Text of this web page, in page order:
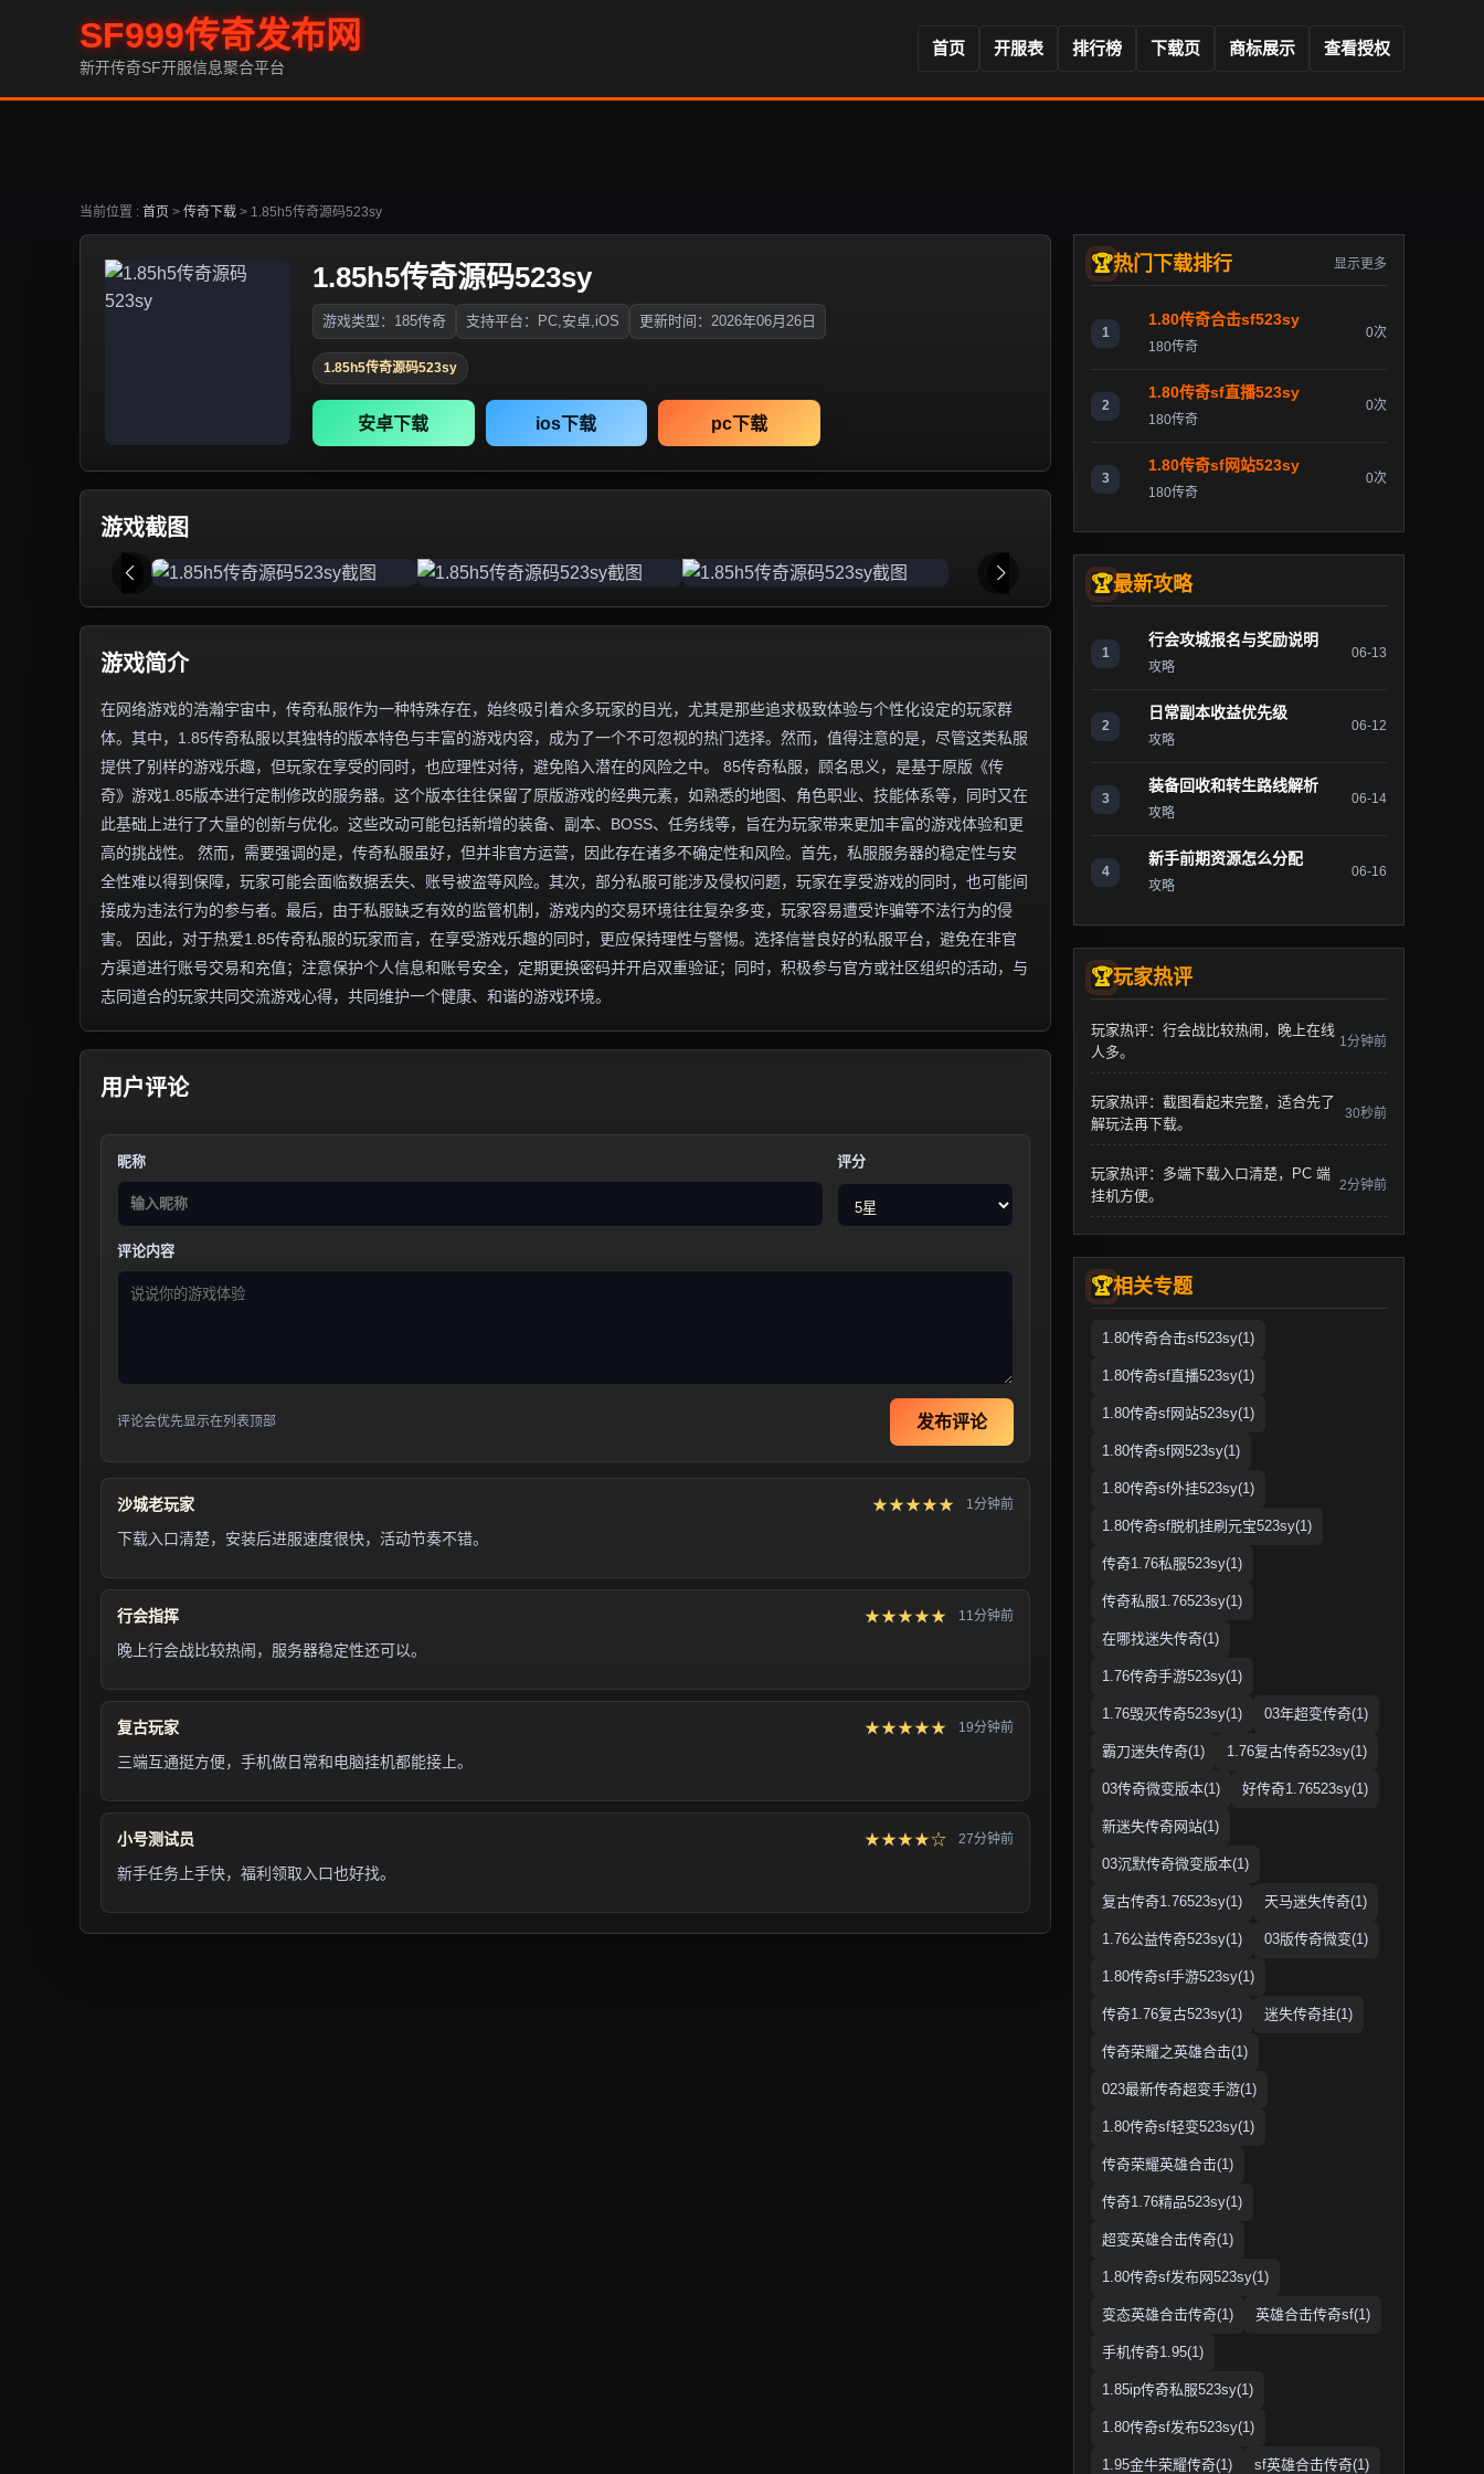
SF999传奇发布网
新开传奇SF开服信息聚合平台
首页 开服表 排行榜 下载页 商标展示 查看授权
当前位置 : 首页 > 传奇下载 > 1.85h5传奇源码523sy
1.85h5传奇源码523sy
游戏类型：185传奇 支持平台：PC,安卓,iOS 更新时间：2026年06月26日
1.85h5传奇源码523sy
安卓下载 ios下载 pc下载
游戏截图
游戏简介
在网络游戏的浩瀚宇宙中，传奇私服作为一种特殊存在，始终吸引着众多玩家的目光，尤其是那些追求极致体验与个性化设定的玩家群
体。其中，1.85传奇私服以其独特的版本特色与丰富的游戏内容，成为了一个不可忽视的热门选择。然而，值得注意的是，尽管这类私服
提供了别样的游戏乐趣，但玩家在享受的同时，也应理性对待，避免陷入潜在的风险之中。 85传奇私服，顾名思义，是基于原版《传
奇》游戏1.85版本进行定制修改的服务器。这个版本往往保留了原版游戏的经典元素，如熟悉的地图、角色职业、技能体系等，同时又在
此基础上进行了大量的创新与优化。这些改动可能包括新增的装备、副本、BOSS、任务线等，旨在为玩家带来更加丰富的游戏体验和更
高的挑战性。 然而，需要强调的是，传奇私服虽好，但并非官方运营，因此存在诸多不确定性和风险。首先，私服服务器的稳定性与安
全性难以得到保障，玩家可能会面临数据丢失、账号被盗等风险。其次，部分私服可能涉及侵权问题，玩家在享受游戏的同时，也可能间
接成为违法行为的参与者。最后，由于私服缺乏有效的监管机制，游戏内的交易环境往往复杂多变，玩家容易遭受诈骗等不法行为的侵
害。 因此，对于热爱1.85传奇私服的玩家而言，在享受游戏乐趣的同时，更应保持理性与警惕。选择信誉良好的私服平台，避免在非官
方渠道进行账号交易和充值；注意保护个人信息和账号安全，定期更换密码并开启双重验证；同时，积极参与官方或社区组织的活动，与
志同道合的玩家共同交流游戏心得，共同维护一个健康、和谐的游戏环境。
用户评论
昵称 评分
评论内容
评论会优先显示在列表顶部 发布评论
沙城老玩家 ★★★★★ 1分钟前
下载入口清楚，安装后进服速度很快，活动节奏不错。
行会指挥 ★★★★★ 11分钟前
晚上行会战比较热闹，服务器稳定性还可以。
复古玩家 ★★★★★ 19分钟前
三端互通挺方便，手机做日常和电脑挂机都能接上。
小号测试员 ★★★★☆ 27分钟前
新手任务上手快，福利领取入口也好找。
热门下载排行 显示更多
1
1.80传奇合击sf523sy
180传奇
0次
2
1.80传奇sf直播523sy
180传奇
0次
3
1.80传奇sf网站523sy
180传奇
0次
最新攻略
1
行会攻城报名与奖励说明
攻略
06-13
2
日常副本收益优先级
攻略
06-12
3
装备回收和转生路线解析
攻略
06-14
4
新手前期资源怎么分配
攻略
06-16
玩家热评
玩家热评：行会战比较热闹，晚上在线
人多。
1分钟前
玩家热评：截图看起来完整，适合先了
解玩法再下载。
30秒前
玩家热评：多端下载入口清楚，PC 端
挂机方便。
2分钟前
相关专题
1.80传奇合击sf523sy(1)
1.80传奇sf直播523sy(1)
1.80传奇sf网站523sy(1)
1.80传奇sf网523sy(1)
1.80传奇sf外挂523sy(1)
1.80传奇sf脱机挂刷元宝523sy(1)
传奇1.76私服523sy(1)
传奇私服1.76523sy(1)
在哪找迷失传奇(1)
1.76传奇手游523sy(1)
1.76毁灭传奇523sy(1) 03年超变传奇(1)
霸刀迷失传奇(1) 1.76复古传奇523sy(1)
03传奇微变版本(1) 好传奇1.76523sy(1)
新迷失传奇网站(1)
03沉默传奇微变版本(1)
复古传奇1.76523sy(1) 天马迷失传奇(1)
1.76公益传奇523sy(1) 03版传奇微变(1)
1.80传奇sf手游523sy(1)
传奇1.76复古523sy(1) 迷失传奇挂(1)
传奇荣耀之英雄合击(1)
023最新传奇超变手游(1)
1.80传奇sf轻变523sy(1)
传奇荣耀英雄合击(1)
传奇1.76精品523sy(1)
超变英雄合击传奇(1)
1.80传奇sf发布网523sy(1)
变态英雄合击传奇(1) 英雄合击传奇sf(1)
手机传奇1.95(1)
1.85ip传奇私服523sy(1)
1.80传奇sf发布523sy(1)
1.95金牛荣耀传奇(1) sf英雄合击传奇(1)